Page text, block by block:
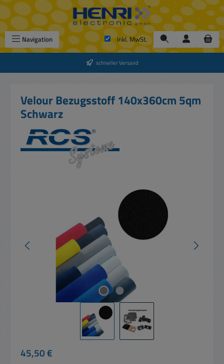
Zum Hauptinhalt springen
Navigation inkl. MwSt.
schneller Versand
Velour Bezugsstoff 140x360cm 5qm
Schwarz
Regulärer Preis:
45,50 €